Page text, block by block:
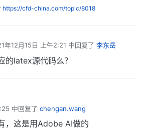
https://cfd-china.com/topic/8018
年12月15日 上午2:21 中回复了 李东岳
编辑
的latex源代码么？
中回复了 chengan.wang
，这是用Adobe AI做的